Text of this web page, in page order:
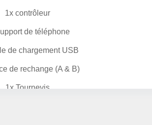
pour drones
için hemen tıklayın.
1x contrôleur
de téléphone
de chargement USB
de rechange (A & B)
1x Tournevis